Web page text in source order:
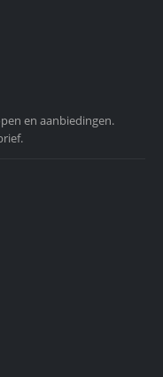
en aanbiedingen.